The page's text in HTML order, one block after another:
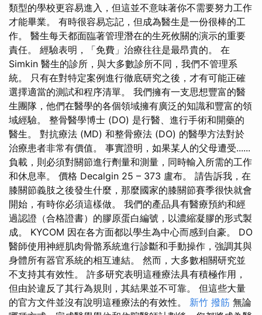
類型的學校更容易進入，但這並不意味著你不需要努力工作
才能畢業。 有時很容易忘記，但成為醫生是一份很棒的工
作。 醫生每天都面臨著管理潛在的生死攸關的演示的重要
責任。 經驗表明，「免費」治療往往是最昂貴的。 在
Simkin 醫生的診所，與大多數診所不同，我們不管理系
統。 只有在對特定案例進行徹底研究之後，才有可能正確
選擇適當的測試和程序清單。 我們擁有一支思想豐富的醫
生團隊，他們在醫學的各個領域擁有廣泛的知識和豐富的領
域經驗。 整骨醫學博士 (DO) 是行醫、進行手術和開藥的
醫生。 對抗療法 (MD) 和整骨療法 (DO) 的醫學方法對於
治療患者非常有價值。 事實證明，如果某人的父母遭受......
負載，則必須對關節進行劑量和測量，同時輸入所需的工作
和休息率。 價格 Decalgin 25 – 373 盧布。 請告訴我，在
膝關節義肢之後發生什麼，那麼國家的膝關節賽季很快就會
開始，有時你必須這樣做。 我們的產品具有醫療預約和經
過認證（合格證書）的膠原蛋白編號，以濃縮凝膠的形式製
成。 KYCOM 因在各方面都以學生為中心而感到自豪。 DO
醫師使用神經肌肉骨骼系統進行診斷和手動操作，強調其與
身體所有器官系統的相互連結。 然而，大多數相關研究並
不支持其有效性。 許多研究表明這種療法具有積極作用，
但由於違反了其行為規則，其結果並不可靠。 但這些大量
的官方文件並沒有說明這種療法的有效性。 新竹 撥筋 無論